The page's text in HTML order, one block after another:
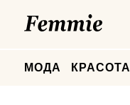
МОДА КРАСОТА